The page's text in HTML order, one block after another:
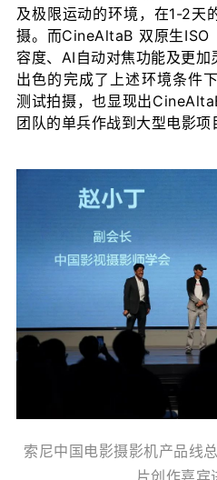
及极限运动的环境，在1-2天
摄。而CineAltaB 双原生
容度、AI自动对焦功能及更
出色的完成了上述环境条件
测试拍摄，也显现出
团队的单兵作战到大型电影项
索尼中国电影摄影机产品线
片创作嘉宾